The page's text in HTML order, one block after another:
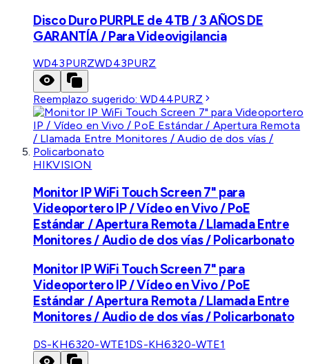
Disco Duro PURPLE de 4TB / 3 AÑOS DE
GARANTÍA / Para Videovigilancia
WD43PURZWD43PURZ
Reemplazo sugerido:WD44PURZ
HIKVISION
Monitor IP WiFi Touch Screen 7" para
Videoportero IP / Vídeo en Vivo / PoE
Estándar / Apertura Remota / Llamada Entre
Monitores / Audio de dos vías / Policarbonato
Monitor IP WiFi Touch Screen 7" para
Videoportero IP / Vídeo en Vivo / PoE
Estándar / Apertura Remota / Llamada Entre
Monitores / Audio de dos vías / Policarbonato
DS-KH6320-WTE1DS-KH6320-WTE1